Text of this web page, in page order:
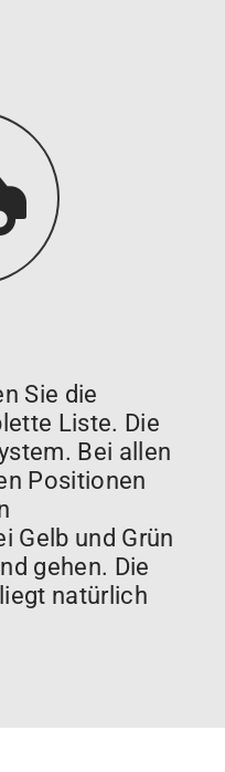
Sie die
Liste. Die
Bei allen
Positionen
Gelb und Grün
gehen. Die
natürlich